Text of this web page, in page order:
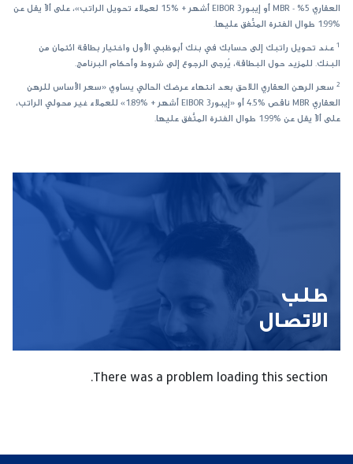
العقاري MBR - %5 أو إيبورEIBOR 3 أشهر + %1.5 لعملاء تحويل الراتب»، على ألاّ يقل عن
%1.99 طوال الفترة المتَّفق عليها.
1 عند تحويل راتبك إلى حسابك في بنك أبوظبي الأول واختيار بطاقة ائتمان من
البنك. للمزيد حول البطاقة، يُرجى الرجوع إلى شروط وأحكام البرنامج.
2 سعر الرهن العقاري اللاحق بعد انتهاء عرضك الحالي يساوي «سعر الأساس للرهن
العقاري MBR ناقص %4.5 أو «إيبورEIBOR 3 أشهر + %1.89» للعملاء غير محولي الراتب،
على ألاّ يقل عن %1.99 طوال الفترة المتَّفق عليها.
طلب
الاتصال
There was a problem loading this section.